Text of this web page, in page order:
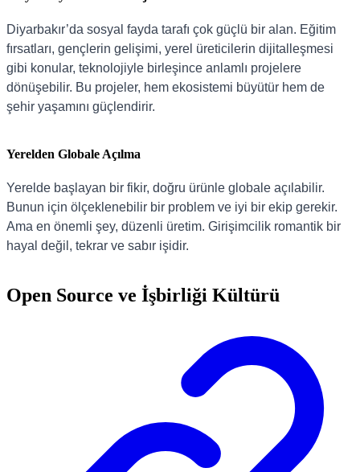
Diyarbakır’da sosyal fayda tarafı çok güçlü bir alan. Eğitim
fırsatları, gençlerin gelişimi, yerel üreticilerin dijitalleşmesi
gibi konular, teknolojiyle birleşince anlamlı projelere
dönüşebilir. Bu projeler, hem ekosistemi büyütür hem de
şehir yaşamını güçlendirir.
Yerelden Globale Açılma
Yerelde başlayan bir fikir, doğru ürünle globale açılabilir.
Bunun için ölçeklenebilir bir problem ve iyi bir ekip gerekir.
Ama en önemli şey, düzenli üretim. Girişimcilik romantik bir
hayal değil, tekrar ve sabır işidir.
Open Source ve İşbirliği Kültürü